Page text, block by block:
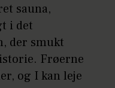
sauna,
i det
der smukt
Frøerne
og I kan leje